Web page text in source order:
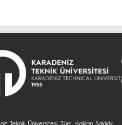
Teknik Üniversitesi. Tüm Hakları Saklıdır